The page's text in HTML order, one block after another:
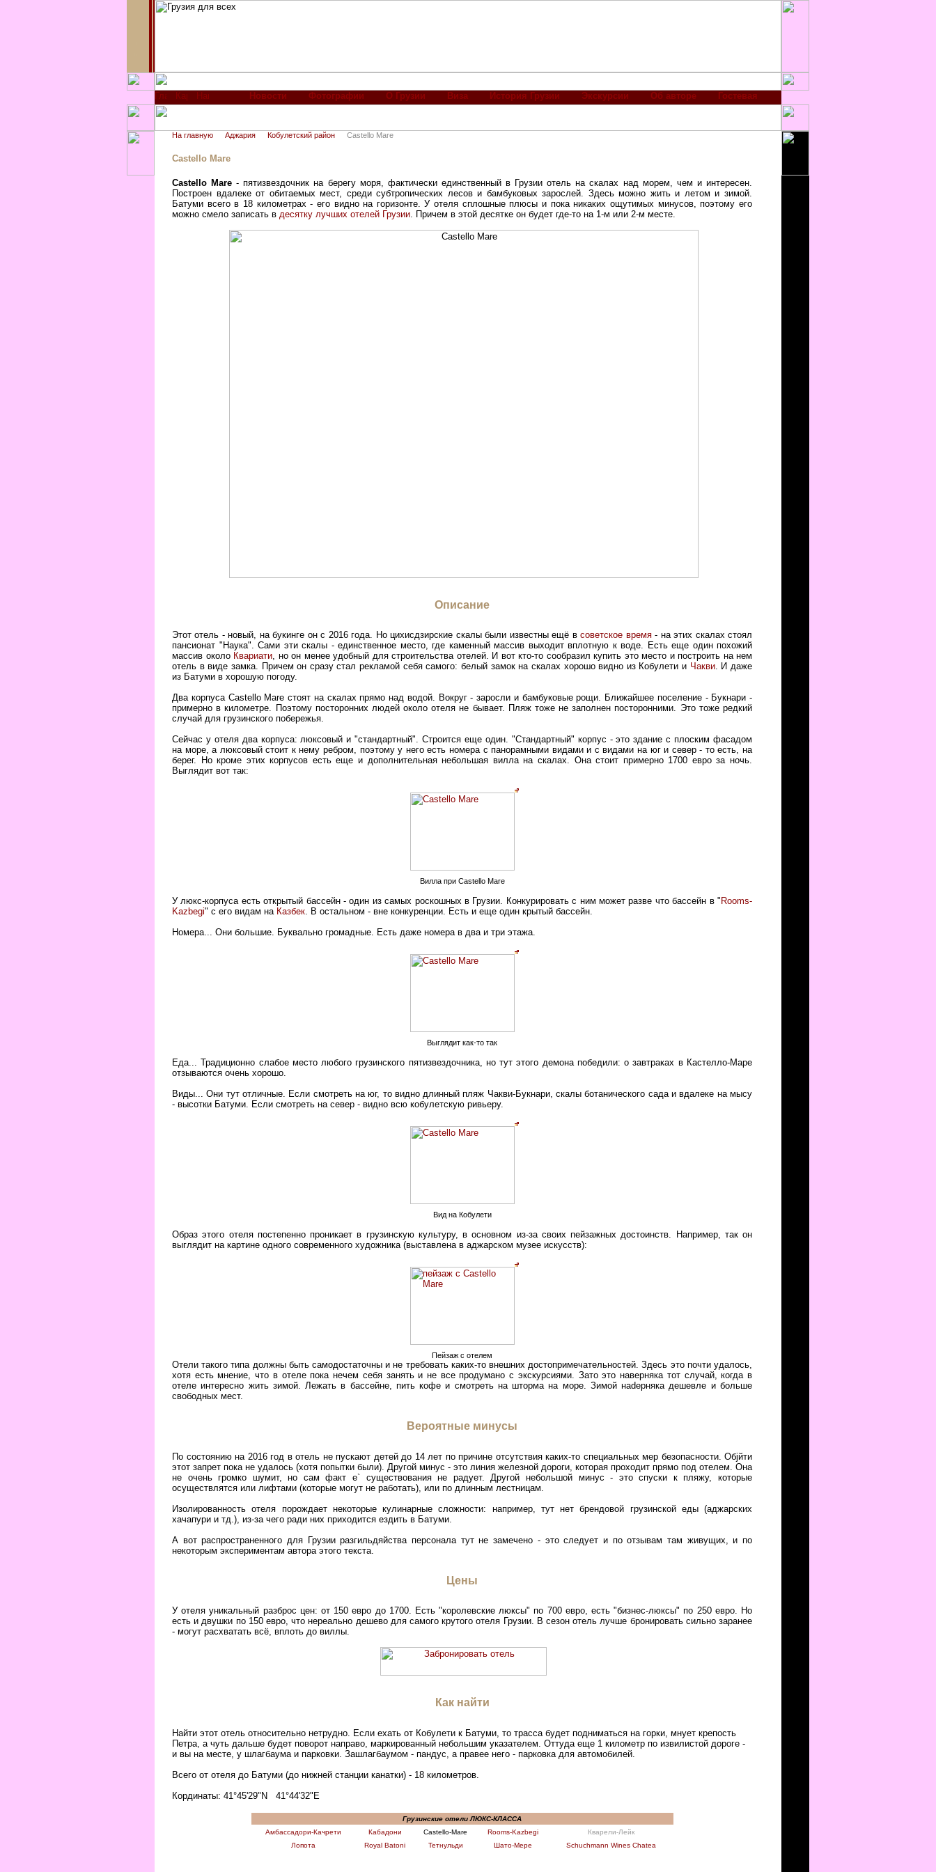
Новости Фотографии О Грузии Виза История Грузии Экскурсии Об авторе Гостевая
На главную Аджария Кобулетский район Castello Mare
Castello Mare
Castello Mare - пятизвездочник на берегу моря, фактически единственный в Грузии отель на скалах над морем, чем и интересен.
Построен вдалеке от обитаемых мест, среди субтропических лесов и бамбуковых зарослей. Здесь можно жить и летом и зимой.
Батуми всего в 18 километрах - его видно на горизонте. У отеля сплошные плюсы и пока никаких ощутимых минусов, поэтому его
можно смело записать в десятку лучших отелей Грузии. Причем в этой десятке он будет где-то на 1-м или 2-м месте.
Описание
Этот отель - новый, на букинге он с 2016 года. Но цихисдзирские скалы были известны ещё всоветское время- на этих скалах стоял
пансионат "Наука". Сами эти скалы - единственное место, где каменный массив выходит вплотную к воде. Есть еще один похожий
массив около Квариати, но он менее удобный для строительства отелей. И вот кто-то сообразил купить это место и построить на нем
отель в виде замка. Причем он сразу стал рекламой себя самого: белый замок на скалах хорошо видно из Кобулети и Чакви. И даже
из Батуми в хорошую погоду.
Два корпуса Castello Mare стоят на скалах прямо над водой. Вокруг - заросли и бамбуковые рощи. Ближайшее поселение - Букнари -
примерно в километре. Поэтому посторонних людей около отеля не бывает. Пляж тоже не заполнен посторонними. Это тоже редкий
случай для грузинского побережья.
Сейчас у отеля два корпуса: люксовый и "стандартный". Строится еще один. "Стандартный" корпус - это здание с плоским фасадом
на море, а люксовый стоит к нему ребром, поэтому у него есть номера с панорамными видами и с видами на юг и север - то есть, на
берег. Но кроме этих корпусов есть еще и дополнительная небольшая вилла на скалах. Она стоит примерно 1700 евро за ночь.
Выглядит вот так:
Вилла при Castello Mare
У люкс-корпуса есть открытый бассейн - один из самых роскошных в Грузии. Конкурировать с ним может разве что бассейн в " Rooms-
Kazbegi" с его видам на Казбек. В остальном - вне конкуренции. Есть и еще один крытый бассейн.
Номера... Они большие. Буквально громадные. Есть даже номера в два и три этажа.
Выглядит как-то так
Еда... Традиционно слабое место любого грузинского пятизвездочника, но тут этого демона победили: о завтраках в Кастелло-Маре
отзываются очень хорошо.
Виды... Они тут отличные. Если смотреть на юг, то видно длинный пляж Чакви-Букнари, скалы ботанического сада и вдалеке на мысу
- высотки Батуми. Если смотреть на север - видно всю кобулетскую ривьеру.
Вид на Кобулети
Образ этого отеля постепенно проникает в грузинскую культуру, в основном из-за своих пейзажных достоинств. Например, так он
выглядит на картине одного современного художника (выставлена в аджарском музее искусств):
Пейзаж с отелем
Отели такого типа должны быть самодостаточны и не требовать каких-то внешних достопримечательностей. Здесь это почти удалось,
хотя есть мнение, что в отеле пока нечем себя занять и не все продумано с экскурсиями. Зато это наверняка тот случай, когда в
отеле интересно жить зимой. Лежать в бассейне, пить кофе и смотреть на шторма на море. Зимой наdерняка дешевле и больше
свободных мест.
Вероятные минусы
По состоянию на 2016 год в отель не пускают детей до 14 лет по причине отсутствия каких-то специальных мер безопасности. Обjйти
этот запрет пока не удалось (хотя попытки были). Другой минус - это линия железной дороги, которая проходит прямо под отелем. Она
не очень громко шумит, но сам факт е` существования не радует. Другой небольшой минус - это спуски к пляжу, которые
осуществлятся или лифтами (которые могут не работать), или по длинным лестницам.
Изолированность отеля порождает некоторые кулинарные сложности: например, тут нет брендовой грузинской еды (аджарских
хачапури и тд.), из-за чего ради них приходится ездить в Батуми.
А вот распространенного для Грузии разгильдяйства персонала тут не замечено - это следует и по отзывам там живущих, и по
некоторым экспериментам автора этого текста.
Цены
У отеля уникальный разброс цен: от 150 евро до 1700. Есть "королевские люксы" по 700 евро, есть "бизнес-люксы" по 250 евро. Но
есть и двушки по 150 евро, что нереально дешево для самого крутого отеля Грузии. В сезон отель лучше бронировать сильно заранее
- могут расхватать всё, вплоть до виллы.
Как найти
Найти этот отель относительно нетрудно. Если ехать от Кобулети к Батуми, то трасса будет подниматься на горки, мнует крепость
Петра, а чуть дальше будет поворот направо, маркированный небольшим указателем. Оттуда еще 1 километр по извилистой дороге -
и вы на месте, у шлагбаума и парковки. Зашлагбаумом - пандус, а правее него - парковка для автомобилей.
Всего от отеля до Батуми (до нижней станции канатки) - 18 километров.
Кординаты: 41°45'29"N 41°44'32"E
Грузинские отели ЛЮКС-КЛАССА
Амбассадори-Качрети
Кабадони Castello-Mare Rooms-Kazbegi
Кварели-Лейк
Лопота
Royal Batoni Тетнульди Шато-Мере Schuchmann Wines Chatea